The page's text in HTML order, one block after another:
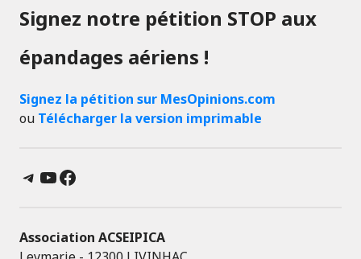
Signez notre pétition STOP aux
épandages aériens !
Signez la pétition sur MesOpinions.com
ou Télécharger la version imprimable
Telegram
YouTube
Facebook
Association ACSEIPICA